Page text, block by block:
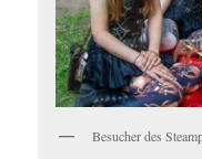
Besucher des